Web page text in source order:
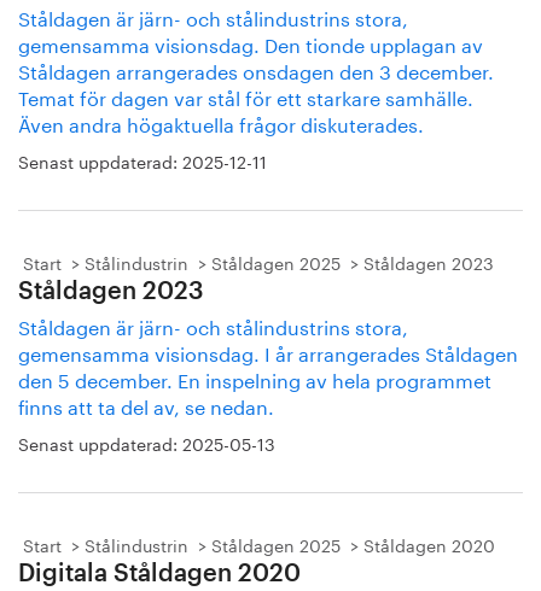
Ståldagen är järn- och stålindustrins stora,
gemensamma visionsdag. Den tionde upplagan av
Ståldagen arrangerades onsdagen den 3 december.
Temat för dagen var stål för ett starkare samhälle.
Även andra högaktuella frågor diskuterades.
Senast uppdaterad: 2025-12-11
Start Stålindustrin Ståldagen 2025 Ståldagen 2023
Ståldagen 2023
Ståldagen är järn- och stålindustrins stora,
gemensamma visionsdag. I år arrangerades Ståldagen
den 5 december. En inspelning av hela programmet
finns att ta del av, se nedan.
Senast uppdaterad: 2025-05-13
Start Stålindustrin Ståldagen 2025 Ståldagen 2020
Digitala Ståldagen 2020